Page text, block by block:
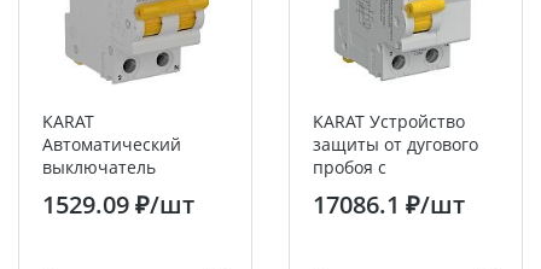
KARAT
Автоматический
выключатель
дифференциального
тока АВДТ32 C63
1529.09 ₽/шт
KARAT Устройство
защиты от дугового
пробоя с
выключателем
автоматическим
17086.1 ₽/шт